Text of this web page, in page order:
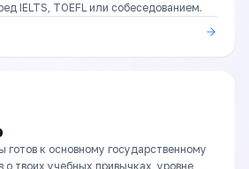
IELTS, TOEFL или собеседованием.
готов к основному государственному
о твоих учебных привычках, уровне